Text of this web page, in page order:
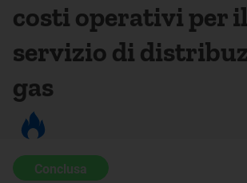
costi operativi per il
servizio di
gas
Conclusa